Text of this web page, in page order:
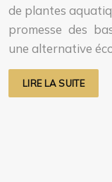
de plantes
promesse des
une alternative
LIRE LA SUITE